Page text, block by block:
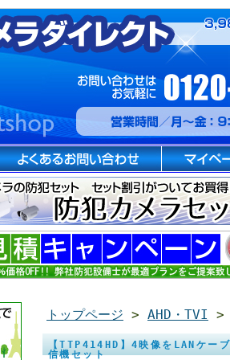
トップページ > AHD・TVI
【TTP414HD】4映像をLANケ
信機セット